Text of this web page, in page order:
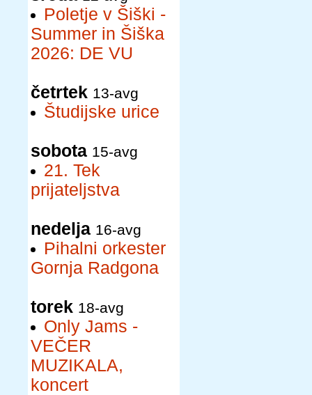
Poletje v Šiški -
Summer in Šiška
2026: DE VU
četrtek 13-avg
Študijske urice
sobota 15-avg
21. Tek
prijateljstva
nedelja 16-avg
Pihalni orkester
Gornja Radgona
torek 18-avg
Only Jams -
VEČER
MUZIKALA,
koncert